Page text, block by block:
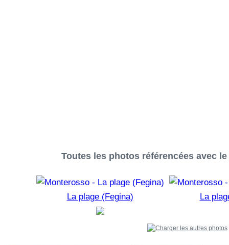
Toutes les photos référencées avec
La plage (Fegina) La